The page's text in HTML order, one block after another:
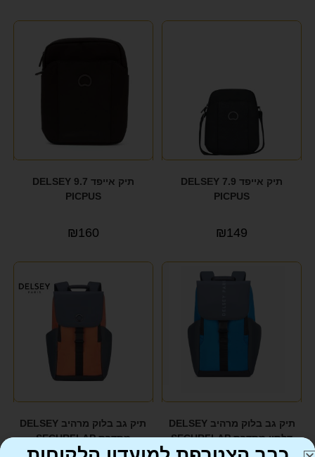
תיק אייפד 7.9 DELSEY
PICPUS
₪149
תיק אייפד 9.7 DELSEY
PICPUS
₪160
תיק גב בלוק מרהיב DELSEY
דלסיי מסדרת SECURFLAP
תיק גב בלוק מרהיב DELSEY
מסדרת SECURFLAP